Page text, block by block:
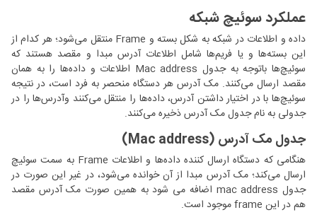
عملکرد سوئیچ شبکه
داده و اطلاعات در شبکه به شکل بسته و Frame منتقل می‌شود؛ هر کدام از
این بسته‌ها و یا فریم‌ها شامل اطلاعات آدرس مبدا و مقصد هستند که
سوئیچ‌ها باتوجه به جدول Mac address اطلاعات و داده‌ها را به همان
مقصد ارسال می‌کنند. مک آدرس هر دستگاه منحصر به فرد است، در نتیجه
سوئیچ‌ها با در اختیار داشتن آدرس، داده‌ها را منتقل می‌کنند وآدرس‌ها را در
جدولی به نام جدول مک آدرس ذخیره می‌کنند.
جدول مک آدرس (Mac address)
هنگامی که دستگاه ارسال کننده داده‌ها و اطلاعات Frame به سمت سوئیچ
ارسال می‌کند؛ مک آدرس مبدا از آن خوانده می‌شود، در غیر این صورت در
جدول mac address اضافه می شود به همین صورت مک آدرس مقصد
هم در این frame موجود است.